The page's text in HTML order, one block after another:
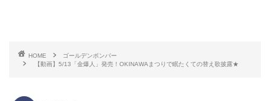
HOME
ゴールデンボンバー
【動画】5/13「金爆人」発売！OKINAWAまつりで眠たくての替え歌披露★